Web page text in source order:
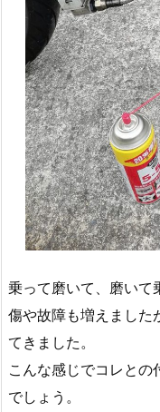
乗って磨いて、磨いて
傷や故障も増えました
てきました。
こんな感じでコレと
でしょう。